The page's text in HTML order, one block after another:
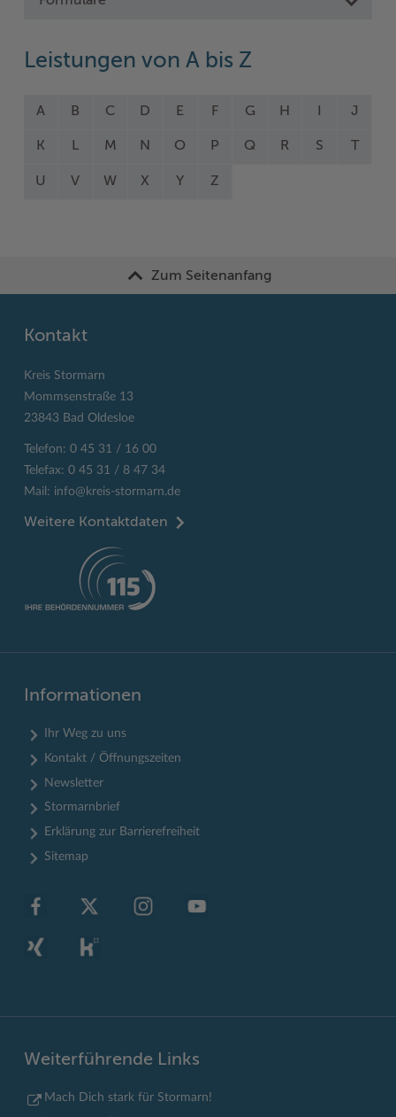
Leistungen von A bis Z
A B C D E F G H J
K L M N O P Q R S T
U V W X Y Z
Zum Seitenanfang
Kontakt
Kreis Stormarn
Mommsenstraße 13
23843 Bad Oldesloe
Telefon: 0 45 31 / 16 00
Telefax: 0 45 31 / 8 47 34
Mail: info@kreis-stormarn.de
Weitere Kontaktdaten
Informationen
Ihr Weg zu uns
Kontakt / Öffnungszeiten
Newsletter
Stormarnbrief
Erklärung zur Barrierefreiheit
Sitemap
Weiterführende Links
Mach Dich stark für Stormarn!